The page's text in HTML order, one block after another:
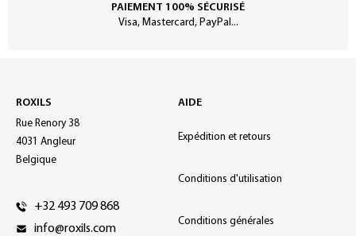
PAIEMENT 100% SÉCURISÉ
Visa, Mastercard, PayPal...
ROXILS
Rue Renory 38
4031 Angleur
Belgique
+32 493 709 868
info@roxils.com
AIDE
Expédition et retours
Conditions d'utilisation
Conditions générales